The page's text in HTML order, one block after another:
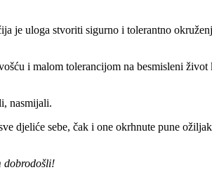
je uloga stvoriti sigurno i tolerantno
i malom tolerancijom na besmisleni
nasmijali.
sebe, čak i one okrhnute pune
dobrodošli!